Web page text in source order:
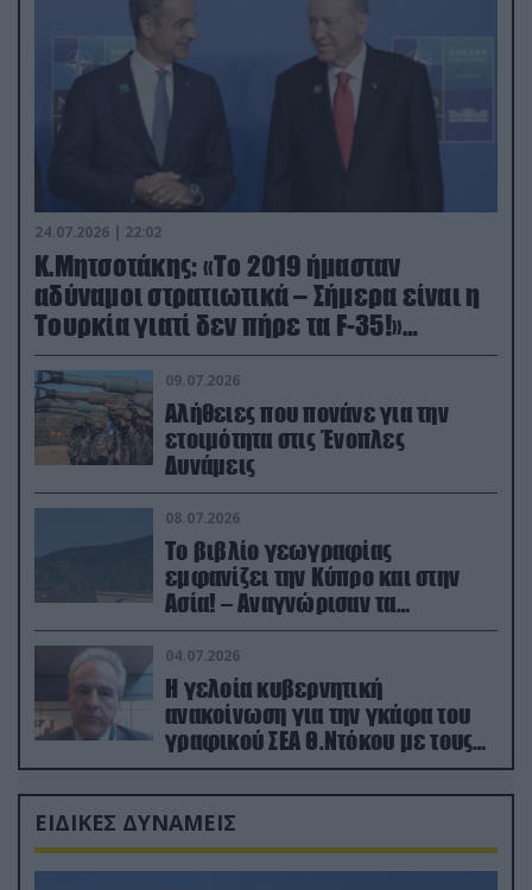
24.07.2026 | 22:02
Κ.Μητσοτάκης: «Το 2019 ήμασταν
αδύναμοι στρατιωτικά – Σήμερα είναι η
Τουρκία γιατί δεν πήρε τα F-35!»
(βίντεο)
09.07.2026
Αλήθειες που πονάνε για την
ετοιμότητα στις Ένοπλες
Δυνάμεις
08.07.2026
Το βιβλίο γεωγραφίας
εμφανίζει την Κύπρο και στην
Ασία! – Αναγνώρισαν τα
κατεχόμενα; (φωτο)
04.07.2026
Η γελοία κυβερνητική
ανακοίνωση για την γκάφα του
γραφικού ΣΕΑ Θ.Ντόκου με τους
Ρώσους φαρσέρ
ΕΙΔΙΚΕΣ ΔΥΝΑΜΕΙΣ